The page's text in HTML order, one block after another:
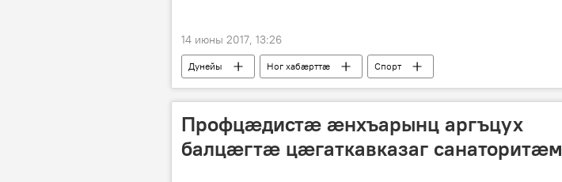
14 июны 2017, 13:26
Дунейы Ног хабӕрттӕ Спорт
Профцæдистæ æнхъарынц аргъцух
балцæгтæ цæгаткавказаг санаторитӕм